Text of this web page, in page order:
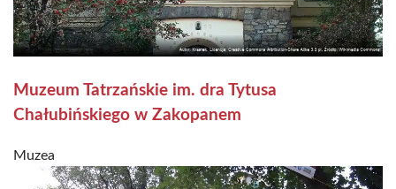
Muzeum Tatrzańskie im. dra Tytusa
Chałubińskiego w Zakopanem
Muzea